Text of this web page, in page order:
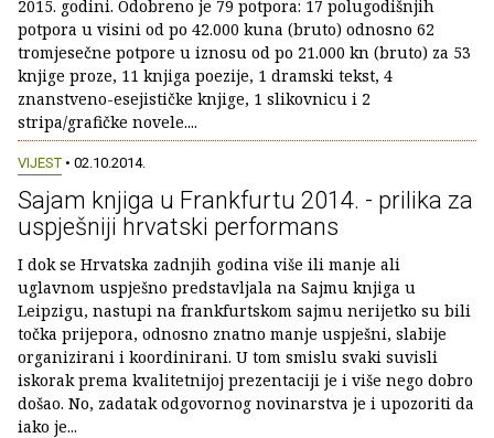
2015. godini. Odobreno je 79 potpora: 17 polugodišnjih
potpora u visini od po 42.000 kuna (bruto) odnosno 62
tromjesečne potpore u iznosu od po 21.000 kn (bruto) za 53
knjige proze, 11 knjiga poezije, 1 dramski tekst, 4
znanstveno-esejističke knjige, 1 slikovnicu i 2
stripa/grafičke novele....
VIJEST • 02.10.2014.
Sajam knjiga u Frankfurtu 2014. - prilika za
uspješniji hrvatski performans
I dok se Hrvatska zadnjih godina više ili manje ali
uglavnom uspješno predstavljala na Sajmu knjiga u
Leipzigu, nastupi na frankfurtskom sajmu nerijetko su bili
točka prijepora, odnosno znatno manje uspješni, slabije
organizirani i koordinirani. U tom smislu svaki suvisli
iskorak prema kvalitetnijoj prezentaciji je i više nego dobro
došao. No, zadatak odgovornog novinarstva je i upozoriti da
iako je...